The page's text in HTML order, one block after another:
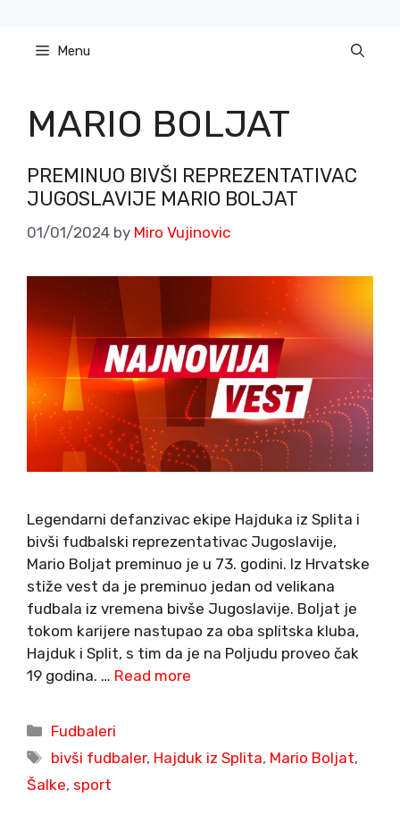
content Menu
MARIO BOLJAT
PREMINUO BIVŠI REPREZENTATIVAC
JUGOSLAVIJE MARIO BOLJAT
01/01/2024 by Miro Vujinovic
Legendarni defanzivac ekipe Hajduka iz Splita i
bivši fudbalski reprezentativac Jugoslavije,
Mario Boljat preminuo je u 73. godini. Iz Hrvatske
stiže vest da je preminuo jedan od velikana
fudbala iz vremena bivše Jugoslavije. Boljat je
tokom karijere nastupao za oba splitska kluba,
Hajduk i Split, s tim da je na Poljudu proveo čak
19 godina. … Read more
Categories
Fudbaleri
Tags
bivši fudbaler, Hajduk iz Splita, Mario Boljat,
Šalke, sport